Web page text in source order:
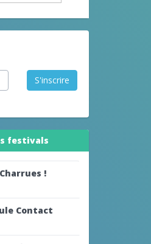
S'inscrire
festivals
!
Contact